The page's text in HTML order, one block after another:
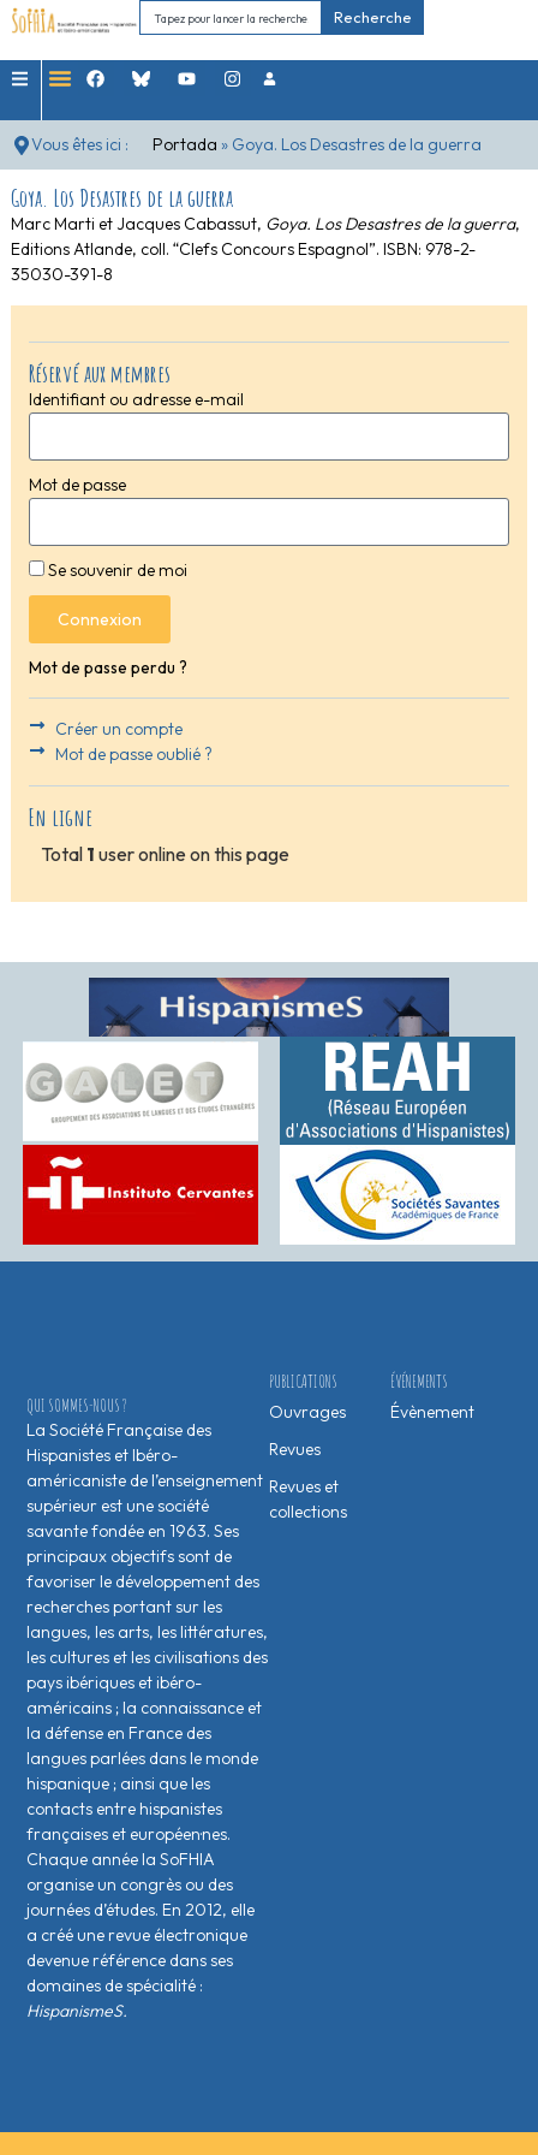
Recherche
Vous êtes ici : Portada » Goya. Los Desastres de la guerra
Réservé aux membres
Identifiant ou adresse e-mail
Mot de passe
Se souvenir de moi
Connexion
Mot de passe perdu ?
Créer un compte
Mot de passe oublié ?
En ligne
Total 1 user online on this page
Goya. Los Desastres de la guerra
Marc Marti et Jacques Cabassut, Goya. Los Desastres de la guerra,
Editions Atlande, coll. “Clefs Concours Espagnol”. ISBN: 978-2-
35030-391-8
ÉVÉNEMENTS
Évènement
PUBLICATIONS
Ouvrages
Revues
Revues et
collections
QUI SOMMES-NOUS ?
La Société Française des
Hispanistes et Ibéro-
américaniste de l’enseignement
supérieur est une société
savante fondée en 1963. Ses
principaux objectifs sont de
favoriser le développement des
recherches portant sur les
langues, les arts, les littératures,
les cultures et les civilisations des
pays ibériques et ibéro-
américains ; la connaissance et
la défense en France des
langues parlées dans le monde
hispanique ; ainsi que les
contacts entre hispanistes
français·es et européen·nes.
Chaque année la SoFHIA
organise un congrès ou des
journées d’études. En 2012, elle
a créé une revue électronique
devenue référence dans ses
domaines de spécialité :
HispanismeS.